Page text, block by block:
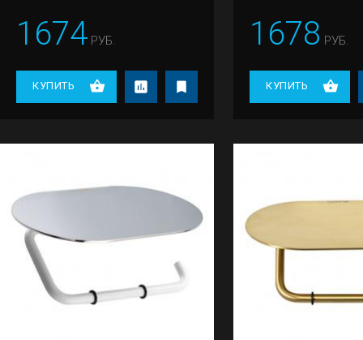
1674 РУБ.
КУПИТЬ
1678 РУБ.
КУПИТЬ